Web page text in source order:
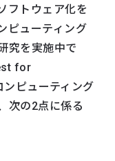
フトウェア化を
ピューティング
究を実施中で
for
ピューティング
次の2点に係る